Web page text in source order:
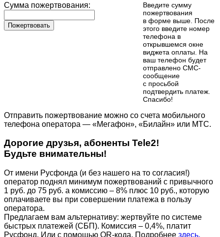
Сумма пожертвования:
Пожертвовать
Введите сумму
пожертвования
в форме выше. После
этого введите номер
телефона в
открывшемся окне
виджета оплаты. На
ваш телефон будет
отправлено СМС-
сообщение
с просьбой
подтвердить платеж.
Cпасибо!
Отправить пожертвование можно со счета мобильного
телефона оператора — «Мегафон», «Билайн» или МТС.
Дорогие друзья, абоненты Tele2!
Будьте внимательны!
От имени Русфонда (и без нашего на то согласия!)
оператор поднял минимум пожертвований с привычного
1 руб. до 75 руб. а комиссию – 8% плюс 10 руб., которую
оплачиваете вы при совершении платежа в пользу
оператора.
Предлагаем вам альтернативу: жертвуйте по cистеме
быстрых платежей (СБП). Комиссия – 0,4%, платит
Русфонд. Или с помощью QR-кода. Подробнее здесь.